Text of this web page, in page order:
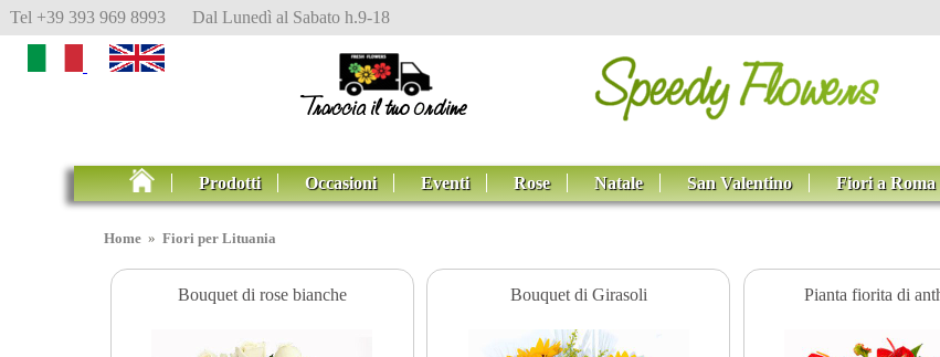
Tel +39 393 969 8993 Dal Lunedì al Sabato h.9-18
Prodotti Occasioni Eventi Rose Natale San Valentino Fiori a Roma
Home »Fiori per Lituania
Bouquet di rose bianche Bouquet di Girasoli Pianta fiorita di